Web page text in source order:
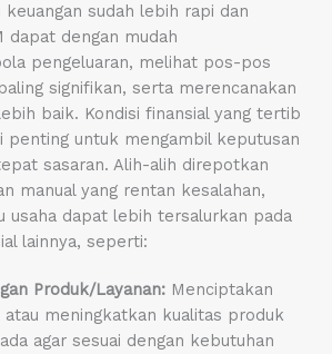
sudah lebih rapi dan
dapat dengan mudah
pengeluaran, melihat pos-pos
signifikan, serta merencanakan
baik. Kondisi finansial yang tertib
penting untuk mengambil keputusan
sasaran. Alih-alih direpotkan
manual yang rentan kesalahan,
usaha dapat lebih tersalurkan pada
lainnya, seperti:
Produk/Layanan:Menciptakan
atau meningkatkan kualitas produk
agar sesuai dengan kebutuhan